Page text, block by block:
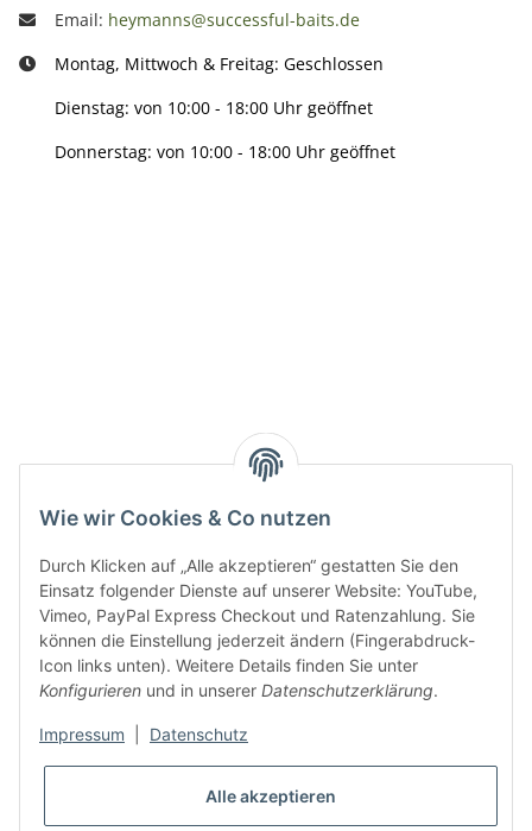
Wie wir Cookies & Co nutzen
Durch Klicken auf „Alle akzeptieren“ gestatten Sie den
Einsatz folgender Dienste auf unserer Website: YouTube,
Vimeo, PayPal Express Checkout und Ratenzahlung. Sie
können die Einstellung jederzeit ändern (Fingerabdruck-
Icon links unten). Weitere Details finden Sie unter
Konfigurieren und in unserer Datenschutzerklärung.
Impressum Datenschutz
Alle akzeptieren
Email: heymanns@successful-baits.de
Montag, Mittwoch & Freitag: Geschlossen
Dienstag: von 10:00 - 18:00 Uhr geöffnet
Donnerstag: von 10:00 - 18:00 Uhr geöffnet
Key:
Gesetzliche Informationen